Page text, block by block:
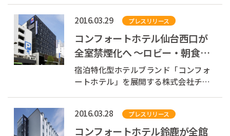
下 チョイスホテルズジャパン)は、2016
年3月29日、コンフォートホテル中部国
際空港(愛知県常滑市)の全客室リニュー
ア...
2016.03.29 プレスリリース
コンフォートホテル仙台西口が
全室禁煙化へ ～ロビー・朝食コ
ーナーを改修～
宿泊特化型ホテルブランド「コンフォ
ートホテル」を展開する株式会社チョ
下、チョイスホテルズジャパン)は、
2016年3月28日、コンフォートホテル
2016.03.28 プレスリリース
コンフォートホテル鈴鹿が全館